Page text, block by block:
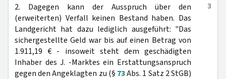
3
2. Dagegen kann der Ausspruch über den
(erweiterten) Verfall keinen Bestand haben. Das
Landgericht hat dazu lediglich ausgeführt: "Das
sichergestellte Geld war bis auf einen Betrag von
1.911,19 € - insoweit steht dem geschädigten
Inhaber des J. -Marktes ein Erstattungsanspruch
gegen den Angeklagten zu (§ 73Abs. 1 Satz 2 StGB)